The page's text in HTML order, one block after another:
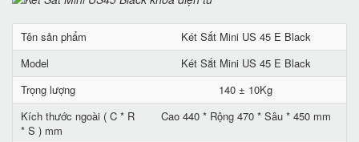
Tên sản phẩm
Két Sắt Mini US 45 E Black
Model
Két Sắt Mini US 45 E Black
Trọng lượng
140 ± 10Kg
Kích thước ngoài ( C * R
* S ) mm
Cao 440 * Rộng 470 * Sâu * 450 mm